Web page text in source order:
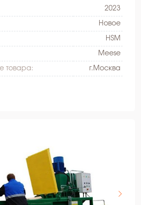
2023
Hовое
HSM
Meese
товара: г.Москва